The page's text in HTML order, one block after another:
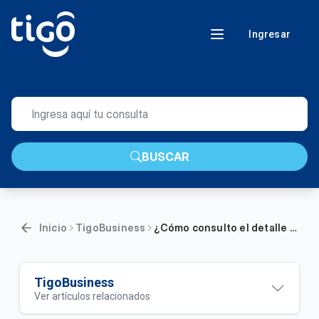
Ingresar
BUSCAR
Inicio TigoBusiness ¿Cómo consulto el detalle de llamadas desde Mi Cuenta Tigo Business?
TigoBusiness
Ver artículos relacionados